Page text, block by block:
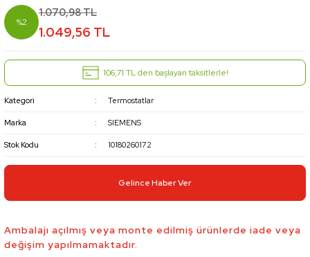
%2
1.070,98 TL
1.049,56 TL
106,71 TL den başlayan taksitlerle!
Kategori Termostatlar
Marka SIEMENS
Stok Kodu 10180260172
Gelince Haber Ver
Ambalajı açılmış veya monte edilmiş ürünlerde iade veya
değişim yapılmamaktadır.